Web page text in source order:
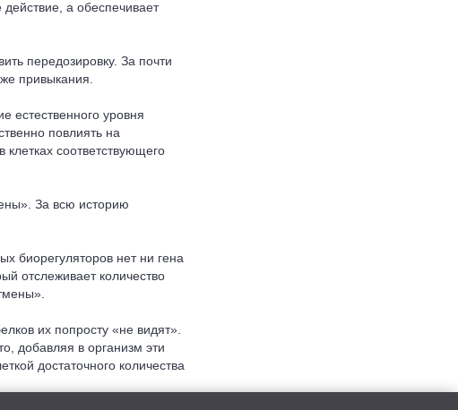
а обеспечивает
передозировку. За почти
привыкания.
естественного уровня
повлиять на
соответствующего
За всю историю
биорегуляторов нет ни гена
отслеживает количество
их попросту «не видят».
добавляя в организм эти
достаточного количества